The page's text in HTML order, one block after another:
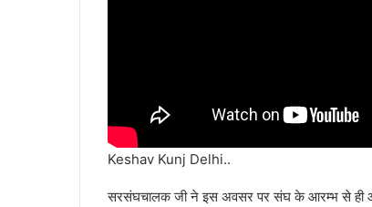
Keshav Kunj Delhi..
सरसंघचालक जी ने इस अवसर पर संघ के आरम्भ से ही